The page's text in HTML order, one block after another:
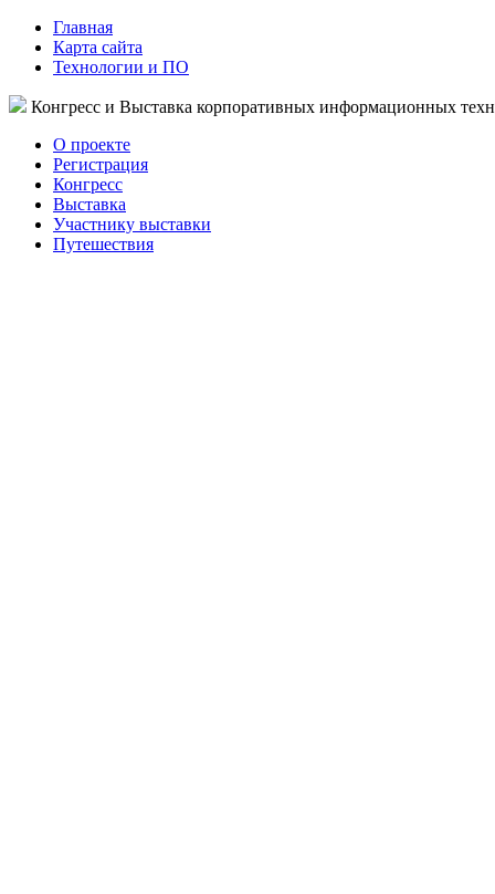
Главная
Карта сайта
Технологии и ПО
Конгресс и Выставка корпоративных информационных
О проекте
Регистрация
Конгресс
Выставка
Участнику выставки
Путешествия